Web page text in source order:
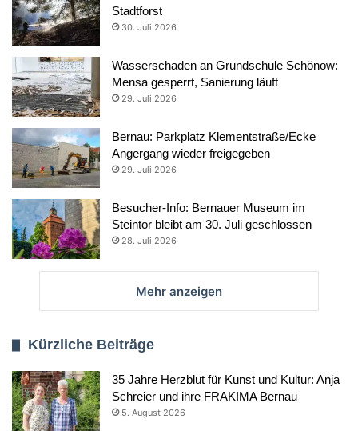
Stadtforst
30. Juli 2026
Wasserschaden an Grundschule Schönow:
Mensa gesperrt, Sanierung läuft
29. Juli 2026
Bernau: Parkplatz Klementstraße/Ecke
Angergang wieder freigegeben
29. Juli 2026
Besucher-Info: Bernauer Museum im
Steintor bleibt am 30. Juli geschlossen
28. Juli 2026
Mehr anzeigen
Kürzliche Beiträge
35 Jahre Herzblut für Kunst und Kultur: Anja
Schreier und ihre FRAKIMA Bernau
5. August 2026